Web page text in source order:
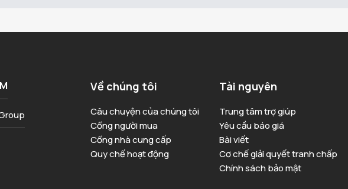
Về chúng tôi
Câu chuyện của chúng tôi
Cổng người mua
Cổng nhà cung cấp
Quy chế hoạt động
Tài nguyên
Trung tâm trợ giúp
Yêu cầu báo giá
Bài viết
Cơ chế giải quyết tranh chấp
Chính sách bảo mật